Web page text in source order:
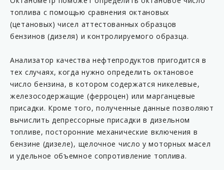
топлива с помощью сравнения октановых
(цетановых) чисел аттестованных образцов
бензинов (дизеля) и контролируемого образца.
Анализатор качества нефтепродуктов пригодится в
тех случаях, когда нужно определить октановое
число бензина, в котором содержатся никелевые,
железосодержащие (ферроцен) или марганцевые
присадки. Кроме того, полученные данные позволяют
вычислить депрессорные присадки в дизельном
топливе, посторонние механические включения в
бензине (дизеле), щелочное число у моторных масел
и удельное объемное сопротивление топлива.